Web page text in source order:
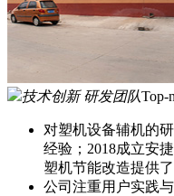
技术创新 研发团队Top-
对塑机设备辅机的
经验；2018成立安
塑机节能改造提供
公司注重用户实践